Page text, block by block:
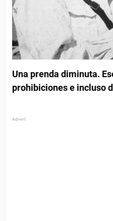
Una prenda diminuta.
prohibiciones e incluso